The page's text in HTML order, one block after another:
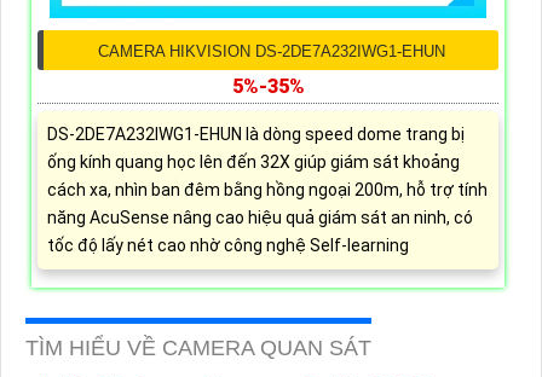
CAMERA HIKVISION DS-2DE7A232IWG1-EHUN
5%-35%
DS-2DE7A232IWG1-EHUN là dòng speed dome trang bị
ống kính quang học lên đến 32X giúp giám sát khoảng
cách xa, nhìn ban đêm bằng hồng ngoại 200m, hỗ trợ tính
năng AcuSense nâng cao hiệu quả giám sát an ninh, có
tốc độ lấy nét cao nhờ công nghệ Self-learning
TÌM HIỂU VỀ CAMERA QUAN SÁT